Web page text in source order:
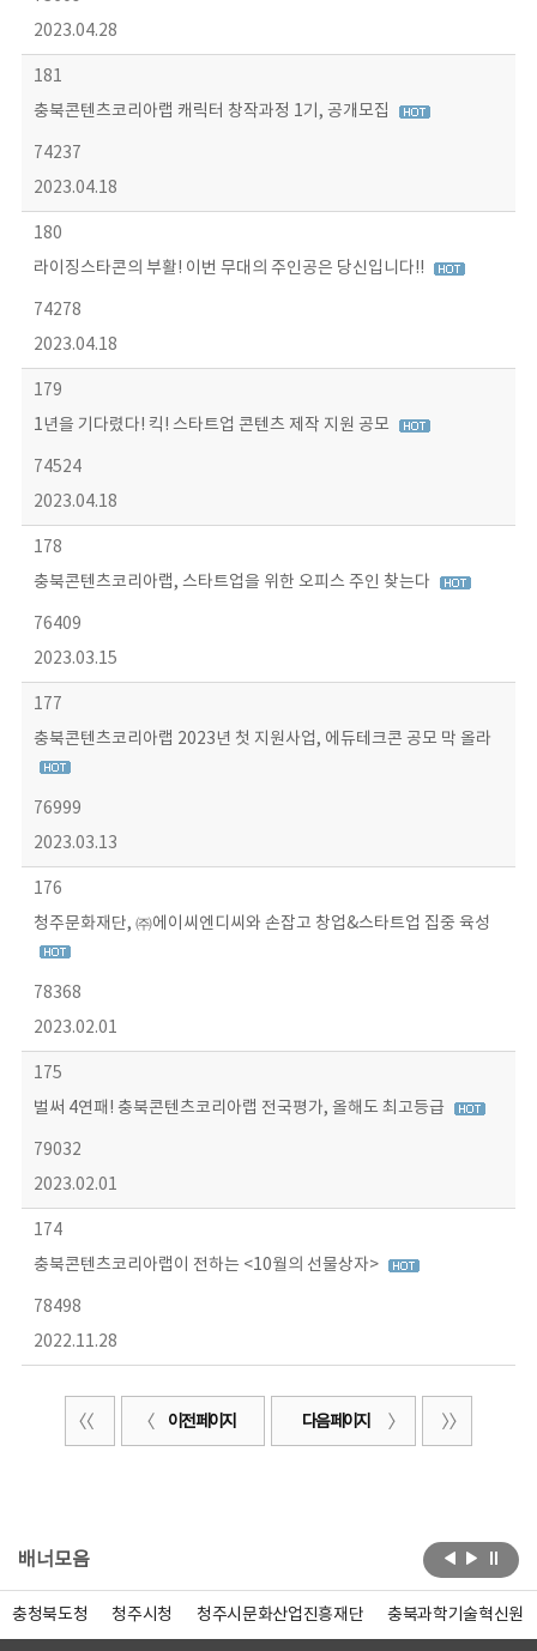
2023.04.28
181
충북콘텐츠코리아랩 캐릭터 창작과정 1기, 공개모집
74237
2023.04.18
180
라이징스타콘의 부활! 이번 무대의 주인공은 당신입니다!!
74278
2023.04.18
179
1년을 기다렸다! 킥! 스타트업 콘텐츠 제작 지원 공모
74524
2023.04.18
178
충북콘텐츠코리아랩, 스타트업을 위한 오피스 주인 찾는다
76409
2023.03.15
177
충북콘텐츠코리아랩 2023년 첫 지원사업, 에듀테크콘 공모 막 올라
76999
2023.03.13
176
청주문화재단, ㈜에이씨엔디씨와 손잡고 창업&스타트업 집중 육성
78368
2023.02.01
175
벌써 4연패! 충북콘텐츠코리아랩 전국평가, 올해도 최고등급
79032
2023.02.01
174
충북콘텐츠코리아랩이 전하는 <10월의 선물상자>
78498
2022.11.28
이전 페이지 다음 페이지
배너모음
충청북도청 청주시청 청주시문화산업진흥재단 충북과학기술혁신원